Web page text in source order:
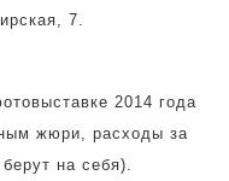
7.
2014 года
жюри, расходы за
на себя).